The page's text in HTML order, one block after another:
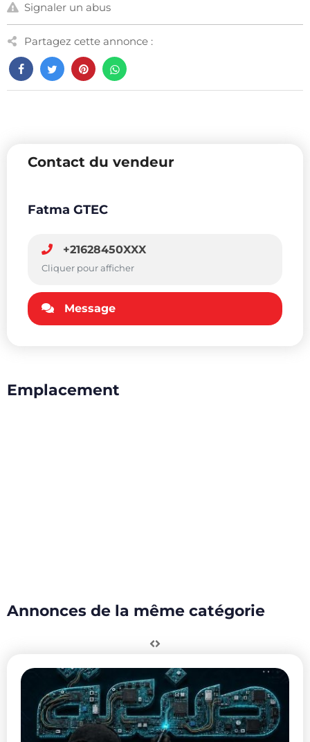
Signaler un abus
Partagez cette annonce :
Contact du vendeur
Fatma GTEC
+21628450XXX
Cliquer pour afficher
Message
Emplacement
Annonces de la même catégorie